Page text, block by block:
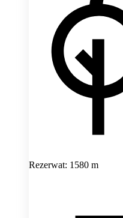
Rezerwat: 1580 m